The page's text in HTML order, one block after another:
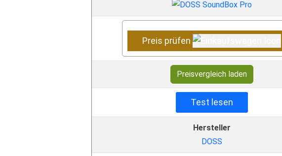
Preis prüfen
Preisvergleich laden
Test lesen
Hersteller
DOSS